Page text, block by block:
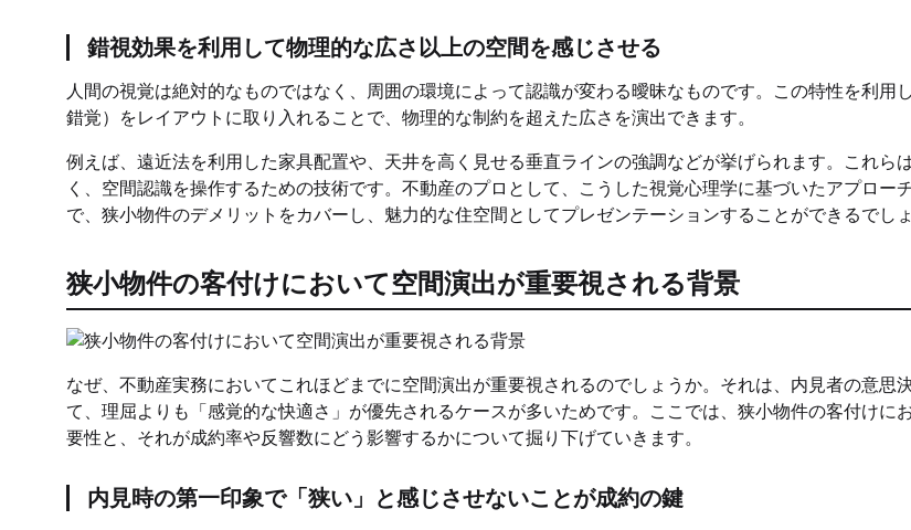
錯視効果を利用して物理的な広さ以上の空間を感じさせる
人間の視覚は絶対的なものではなく、周囲の環境によって認識が変わる曖昧なものです。この特性を利用
錯覚）をレイアウトに取り入れることで、物理的な制約を超えた広さを演出できます。
例えば、遠近法を利用した家具配置や、天井を高く見せる垂直ラインの強調などが挙げられます。これら
く、空間認識を操作するための技術です。不動産のプロとして、こうした視覚心理学に基づいたアプロー
で、狭小物件のデメリットをカバーし、魅力的な住空間としてプレゼンテーションすることができるでしょ
狭小物件の客付けにおいて空間演出が重要視される背景
なぜ、不動産実務においてこれほどまでに空間演出が重要視されるのでしょうか。それは、内見者の意思
て、理屈よりも「感覚的な快適さ」が優先されるケースが多いためです。ここでは、狭小物件の客付けに
要性と、それが成約率や反響数にどう影響するかについて掘り下げていきます。
内見時の第一印象で「狭い」と感じさせないことが成約の鍵